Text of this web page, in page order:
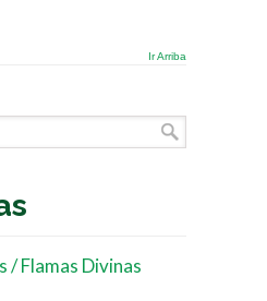
Ir Arriba
/ Flamas Divinas